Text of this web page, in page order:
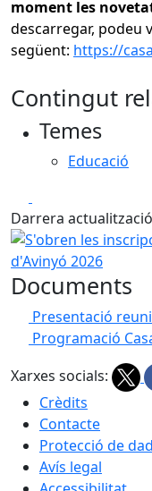
moment les
descarregar, podeu
següent: https://
Contingut
Temes
Educació
Darrera
S'obren les
Documents
Presentació
Programació
Xarxes socials:
Crèdits
Contacte
Protecció de
Avís legal